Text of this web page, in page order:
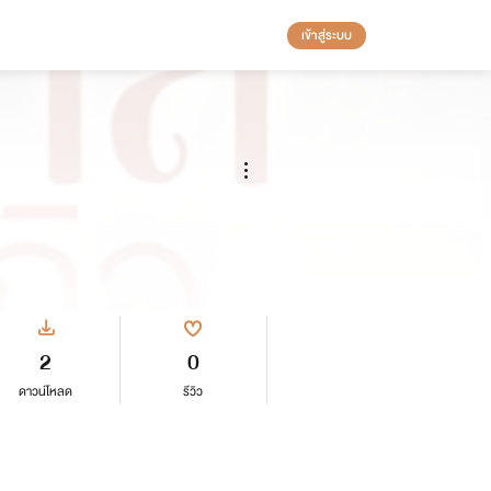
เข้าสู่ระบบ
2
ดาวน์โหลด
0
รีวิว